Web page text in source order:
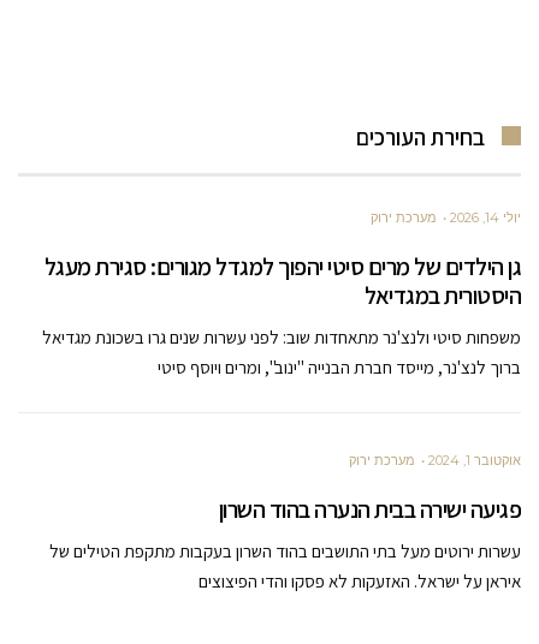
בחירת העורכים
יולי 14, 2026 מערכת ירוק
גן הילדים של מרים סיטי יהפוך למגדל מגורים: סגירת מעגל
היסטורית במגדיאל
משפחות סיטי ולנצ'נר מתאחדות שוב: לפני עשרות שנים גרו בשכונת מגדיאל
ברוך לנצ'נר, מייסד חברת הבנייה "ינוב", ומרים ויוסף סיטי
אוקטובר 1, 2024 מערכת ירוק
פגיעה ישירה בבית הנערה בהוד השרון
עשרות ירוטים מעל בתי התושבים בהוד השרון בעקבות מתקפת הטילים של
איראן על ישראל. האזעקות לא פסקו והדי הפיצוצים